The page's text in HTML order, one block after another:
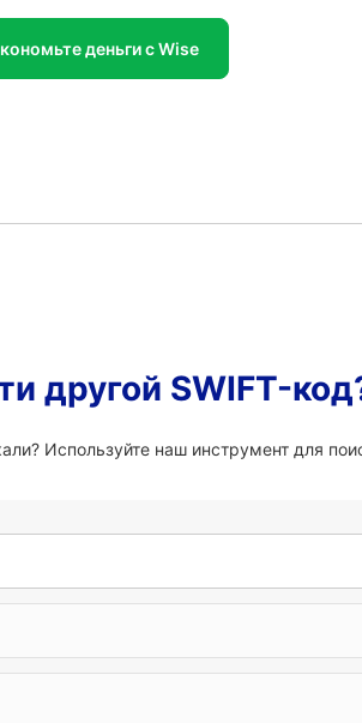
деньги с Wise
другой SWIFT-
Используйте наш инструмент для